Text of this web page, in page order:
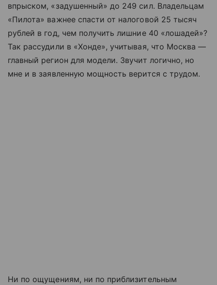
впрыском, «задушенный» до 249 сил. Владельцам
«Пилота» важнее спасти от налоговой 25 тысяч
рублей в год, чем получить лишние 40 «лошадей»?
Так рассудили в «Хонде», учитывая, что Москва —
главный регион для модели. Звучит логично, но
мне и в заявленную мощность верится с трудом.
Ни по ощущениям, ни по приблизительным